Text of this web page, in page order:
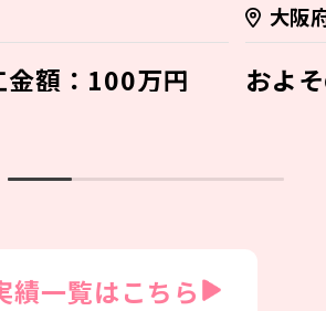
金額：100万円
大阪
およ
績一覧はこちら